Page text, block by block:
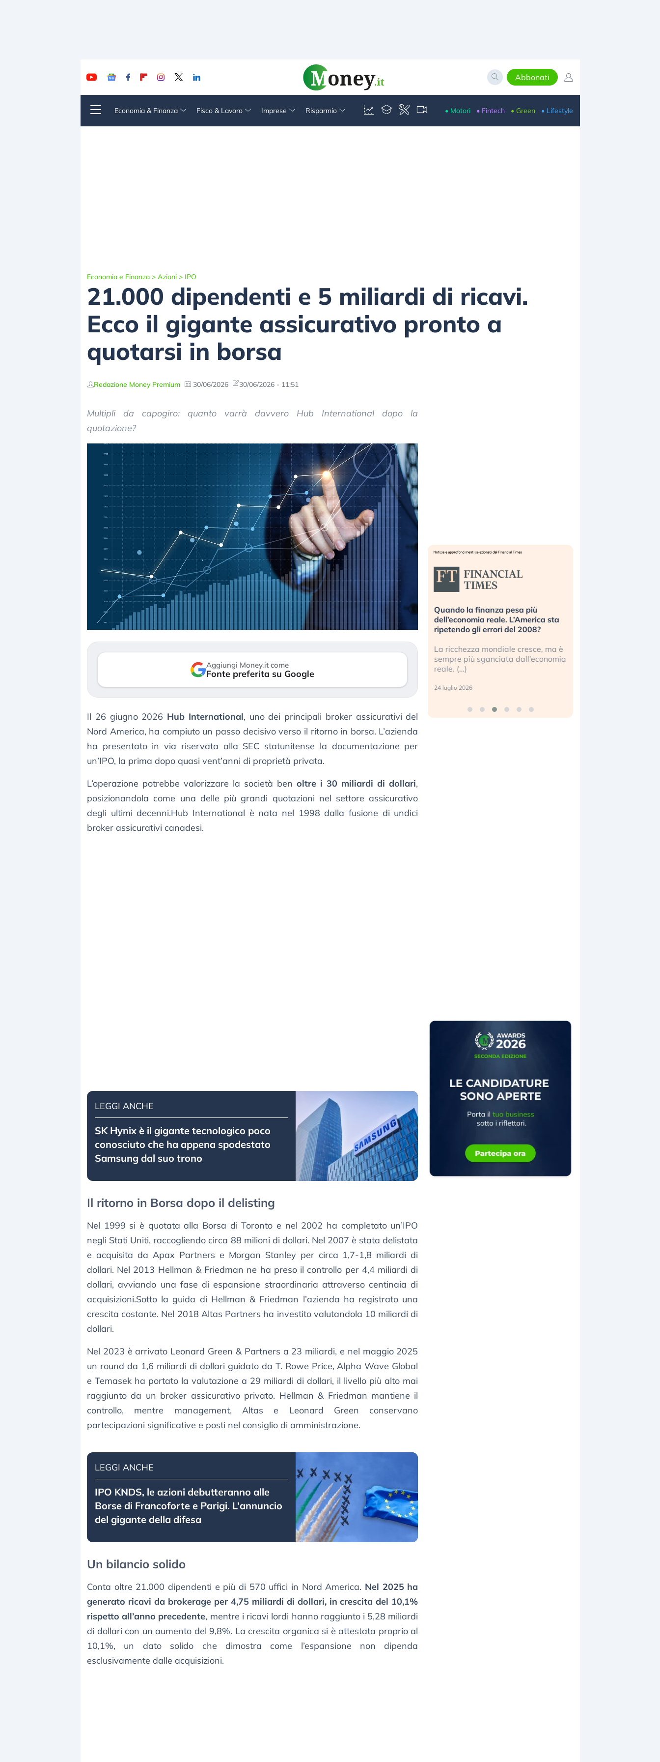
Abbonati
Economia & Finanza Fisco & Lavoro Imprese Risparmio • Motori • Fintech • Green • Lifestyle
Economia e Finanza > Azioni > IPO
21.000 dipendenti e 5 miliardi di ricavi.
Ecco il gigante assicurativo pronto a
quotarsi in borsa
Redazione Money Premium 30/06/2026 30/06/2026 - 11:51
Multipli da capogiro: quanto varrà davvero Hub International dopo la
quotazione?
Aggiungi Money.it come
Fonte preferita su Google
Il 26 giugno 2026 Hub International, uno dei principali broker assicurativi del
Nord America, ha compiuto un passo decisivo verso il ritorno in borsa. L’azienda
ha presentato in via riservata alla SEC statunitense la documentazione per
un’IPO, la prima dopo quasi vent’anni di proprietà privata.
L’operazione potrebbe valorizzare la società benoltre i 30 miliardi di dollari,
posizionandola come una delle più grandi quotazioni nel settore assicurativo
degli ultimi decenni.Hub International è nata nel 1998 dalla fusione di undici
broker assicurativi canadesi.
LEGGI ANCHE
SK Hynix è il gigante tecnologico poco
conosciuto che ha appena spodestato
Samsung dal suo trono
Il ritorno in Borsa dopo il delisting
Nel 1999 si è quotata alla Borsa di Toronto e nel 2002 ha completato un’IPO
negli Stati Uniti, raccogliendo circa 88 milioni di dollari. Nel 2007 è stata delistata
e acquisita da Apax Partners e Morgan Stanley per circa 1,7-1,8 miliardi di
dollari. Nel 2013 Hellman & Friedman ne ha preso il controllo per 4,4 miliardi di
dollari, avviando una fase di espansione straordinaria attraverso centinaia di
acquisizioni.Sotto la guida di Hellman & Friedman l’azienda ha registrato una
crescita costante. Nel 2018 Altas Partners ha investito valutandola 10 miliardi di
dollari.
Nel 2023 è arrivato Leonard Green & Partners a 23 miliardi, e nel maggio 2025
un round da 1,6 miliardi di dollari guidato da T. Rowe Price, Alpha Wave Global
e Temasek ha portato la valutazione a 29 miliardi di dollari, il livello più alto mai
raggiunto da un broker assicurativo privato. Hellman & Friedman mantiene il
controllo, mentre management, Altas e Leonard Green conservano
partecipazioni significative e posti nel consiglio di amministrazione.
LEGGI ANCHE
IPO KNDS, le azioni debutteranno alle
Borse di Francoforte e Parigi. L’annuncio
del gigante della difesa
Un bilancio solido
Conta oltre 21.000 dipendenti e più di 570 uffici in Nord America. Nel 2025 ha
generato ricavi da brokerage per 4,75 miliardi di dollari, in crescita del 10,1%
rispetto all’anno precedente, mentre i ricavi lordi hanno raggiunto i 5,28 miliardi
di dollari con un aumento del 9,8%. La crescita organica si è attestata proprio al
10,1%, un dato solido che dimostra come l’espansione non dipenda
esclusivamente dalle acquisizioni.
Dalle valutazioni estreme alla
correzione. Cosa sta guidando il
repricing degli asset?
3 agosto 2026
«La mia vita è rovinata». Investitori
in preda al panico dopo lo scoppio
della bolla AI
Kospi, mentre gli investitori retail (…)
30 luglio 2026
Quando la finanza pesa più
dell’economia reale. L’America sta
ripetendo gli errori del 2008?
La ricchezza mondiale cresce, ma è
sempre più sganciata dall’economia
reale. (…)
24 luglio 2026